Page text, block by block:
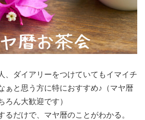
、ダイアリーをつけていてもイマイチ
ぁと思う方に特におすすめ♪（マヤ暦
ろん大歓迎です）
るだけで、マヤ暦のことがわかる。